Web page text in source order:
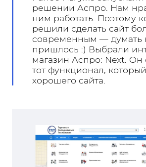
решении Аспро. Нам
ним работать. Поэтому
решили сделать сайт
современным — думать
пришлось :) Выбрали
магазин Аспро: Next. Он
тот функционал,
хорошего сайта.